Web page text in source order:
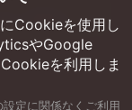
ーに満ちた...
Cookieを使用し
やGoogle
を利用しま
定に関係なくご利用